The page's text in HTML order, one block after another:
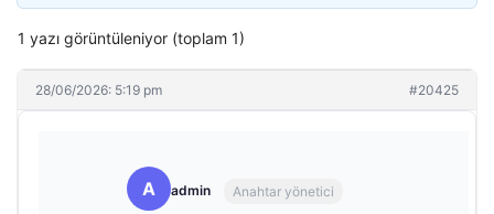
1 yazı görüntüleniyor (toplam 1)
28/06/2026: 5:19 pm #20425
A admin Anahtar yönetici